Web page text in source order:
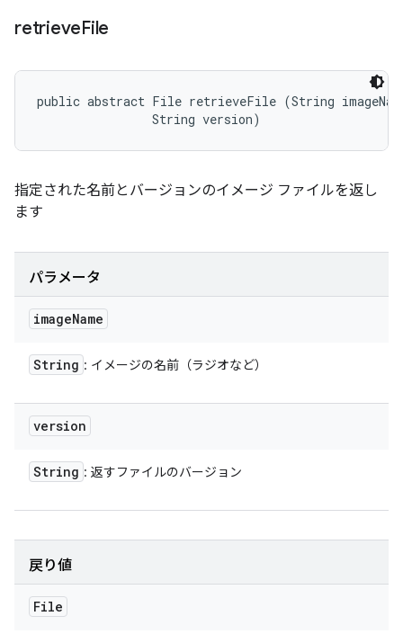
retrieveFile
public abstract File retrieveFile (String
                String version)
指定された名前とバージョンのイメージ ファイルを返し
ます
パラメータ
imageName
String : イメージの名前（ラジオなど）
version
String : 返すファイルのバージョン
戻り値
File